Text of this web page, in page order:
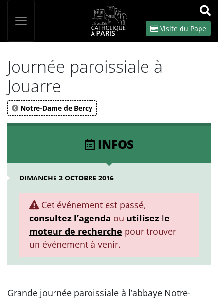
OK
Visite du Pape
Journée paroissiale à
Jouarre
Notre-Dame de Bercy
INFOS
DIMANCHE 2 OCTOBRE 2016
Cet événement est passé,
consultez l’agenda ou utilisez le
moteur de recherche pour trouver
un événement à venir.
Grande journée paroissiale à l’abbaye Notre-
Panneau de gestion des cookies